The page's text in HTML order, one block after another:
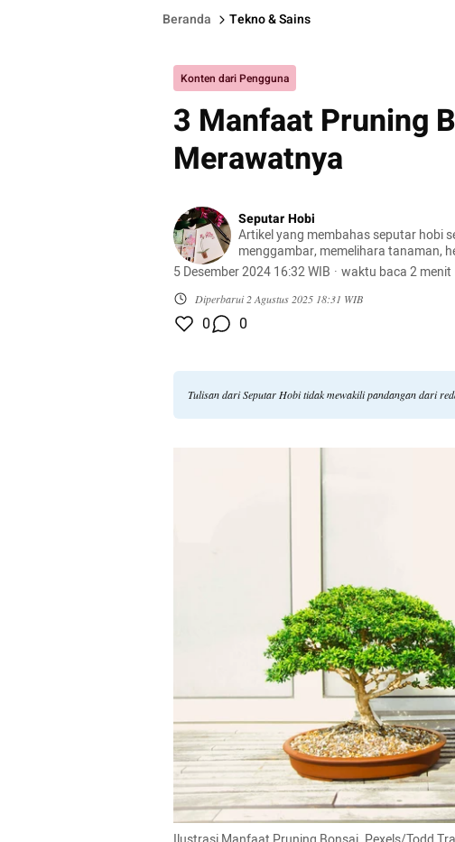
Beranda Tekno & Sains
Konten dari Pengguna
3 Manfaat Pruning
Merawatnya
Seputar Hobi
Artikel yang membahas seputar hobi
menggambar, memelihara tanaman,
peliharaan, hingga meracik kopi.
5 Desember 2024 16:32 WIB · waktu baca 2 menit
Diperbarui2 Agustus 2025 18:31 WIB
0 0
Tulisan dari Seputar Hobi tidak mewakili pandangan dari